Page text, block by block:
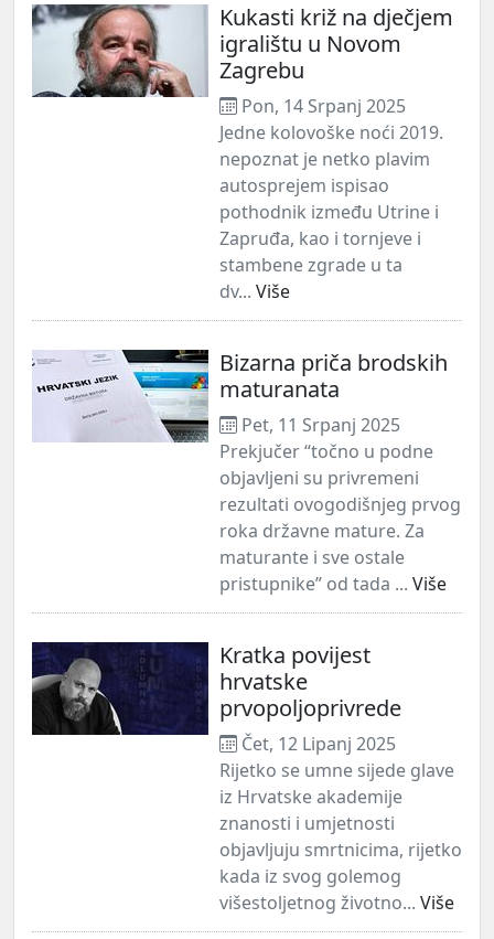
Kukasti križ na dječjem
igralištu u Novom
Zagrebu
Pon, 14 Srpanj 2025
Jedne kolovoške noći 2019.
nepoznat je netko plavim
autosprejem ispisao
pothodnik između Utrine i
Zapruđa, kao i tornjeve i
stambene zgrade u ta
dv... Više
Bizarna priča brodskih
maturanata
Pet, 11 Srpanj 2025
Prekjučer “točno u podne
objavljeni su privremeni
rezultati ovogodišnjeg prvog
roka državne mature. Za
maturante i sve ostale
pristupnike” od tada ... Više
Kratka povijest
hrvatske
prvopoljoprivrede
Čet, 12 Lipanj 2025
Rijetko se umne sijede glave
iz Hrvatske akademije
znanosti i umjetnosti
objavljuju smrtnicima, rijetko
kada iz svog golemog
višestoljetnog životno... Više